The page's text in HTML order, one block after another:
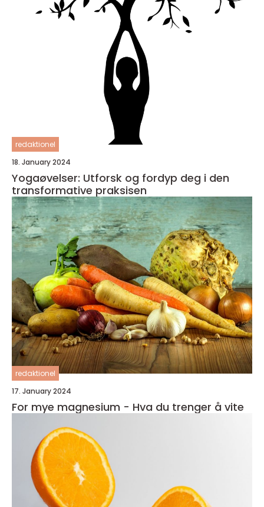
redaktionel
18. January 2024
Yogaøvelser: Utforsk og fordyp deg i den
transformative praksisen
redaktionel
17. January 2024
For mye magnesium - Hva du trenger å vite